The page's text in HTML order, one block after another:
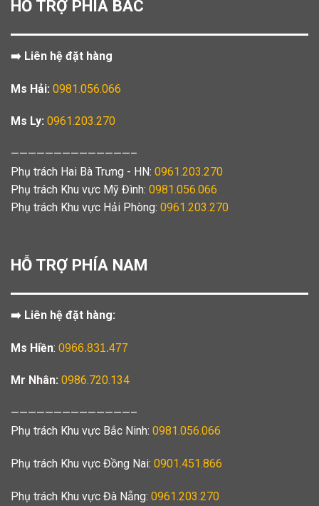
HỖ TRỢ PHÍA BẮC
➡️ Liên hệ đặt hàng
Ms Hải: 0981.056.066
Ms Ly: 0961.203.270
——————————————–
Phụ trách Hai Bà Trưng - HN: 0961.203.270
Phụ trách Khu vực Mỹ Đình: 0981.056.066
Phụ trách Khu vực Hải Phòng: 0961.203.270
HỖ TRỢ PHÍA NAM
➡️ Liên hệ đặt hàng:
Ms Hiền: 0966.831.477
Mr Nhân: 0986.720.134
——————————————–
Phụ trách Khu vực Bắc Ninh: 0981.056.066
Phụ trách Khu vực Đồng Nai: 0901.451.866
Phụ trách Khu vực Đà Nẵng: 0961.203.270